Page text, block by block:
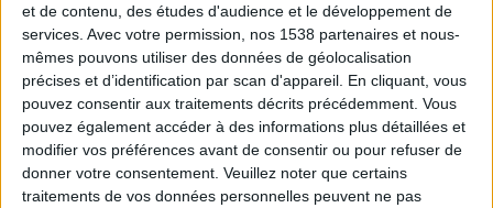
et de contenu, des études d'audience et le développement de
services. Avec votre permission, nos 1538 partenaires et nous-
mêmes pouvons utiliser des données de géolocalisation
précises et d’identification par scan d'appareil. En cliquant, vous
pouvez consentir aux traitements décrits précédemment. Vous
pouvez également accéder à des informations plus détaillées et
modifier vos préférences avant de consentir ou pour refuser de
donner votre consentement. Veuillez noter que certains
traitements de vos données personnelles peuvent ne pas
Combien de kilos souhaitez-vous perdre ?
Moins de
5 kilos
kilos
10 kilos
Service-client & Motivation